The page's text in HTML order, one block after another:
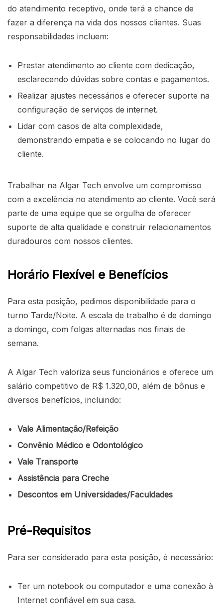
do atendimento receptivo, onde terá a chance de
fazer a diferença na vida dos nossos clientes. Suas
responsabilidades incluem:
Prestar atendimento ao cliente com dedicação,
esclarecendo dúvidas sobre contas e pagamentos.
Realizar ajustes necessários e oferecer suporte na
configuração de serviços de internet.
Lidar com casos de alta complexidade,
demonstrando empatia e se colocando no lugar do
cliente.
Trabalhar na Algar Tech envolve um compromisso
com a excelência no atendimento ao cliente. Você será
parte de uma equipe que se orgulha de oferecer
suporte de alta qualidade e construir relacionamentos
duradouros com nossos clientes.
Horário Flexível e Benefícios
Para esta posição, pedimos disponibilidade para o
turno Tarde/Noite. A escala de trabalho é de domingo
a domingo, com folgas alternadas nos finais de
semana.
A Algar Tech valoriza seus funcionários e oferece um
salário competitivo de R$ 1.320,00, além de bônus e
diversos benefícios, incluindo:
Vale Alimentação/Refeição
Convênio Médico e Odontológico
Vale Transporte
Assistência para Creche
Descontos em Universidades/Faculdades
Pré-Requisitos
Para ser considerado para esta posição, é necessário:
Ter um notebook ou computador e uma conexão à
Internet confiável em sua casa.